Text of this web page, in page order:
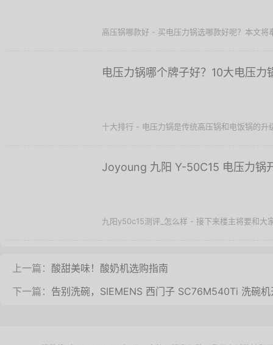
高压锅哪款好 - 买电压力锅选哪款好呢？本文
电压力锅哪个牌子好？10大电压力
十大排行 - 电压力锅是传统高压锅和电饭锅的
Joyoung 九阳 Y-50C15 电压力锅
九阳y50c15测评_怎么样 - 接下来楼主将要和
上一篇： 酸甜美味！酸奶机选购指南
下一篇： 告别洗碗，SIEMENS 西门子 SC76M540Ti 洗碗机